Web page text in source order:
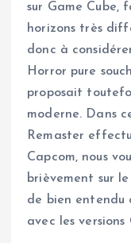
sur Game Cube,
horizons très
donc à
Horror pure
proposait
moderne. Dans
Remaster
Capcom, nous
brièvement sur
de bien entendu
avec les